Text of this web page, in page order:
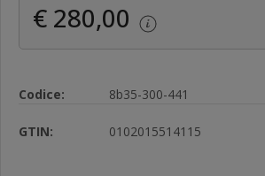
€ 280,00
Codice: 8b35-300-441
GTIN: 0102015514115